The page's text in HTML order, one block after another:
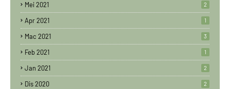
Mei 2021 2
Apr 2021 1
Mac 2021 3
Feb 2021 1
Jan 2021 2
Dis 2020 2